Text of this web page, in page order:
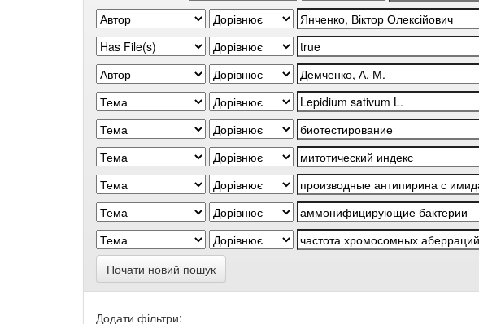
Почати новий пошук
Додати фільтри: